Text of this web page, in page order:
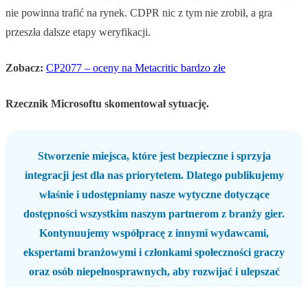
nie powinna trafić na rynek. CDPR nic z tym nie zrobił, a gra
przeszła dalsze etapy weryfikacji.
Zobacz: CP2077 – oceny na Metacritic bardzo złe
Rzecznik Microsoftu skomentował sytuację.
Stworzenie miejsca, które jest bezpieczne i sprzyja
integracji jest dla nas priorytetem. Dlatego publikujemy
właśnie i udostępniamy nasze wytyczne dotyczące
dostępności wszystkim naszym partnerom z branży gier.
Kontynuujemy współpracę z innymi wydawcami,
ekspertami branżowymi i członkami społeczności graczy
oraz osób niepełnosprawnych, aby rozwijać i ulepszać